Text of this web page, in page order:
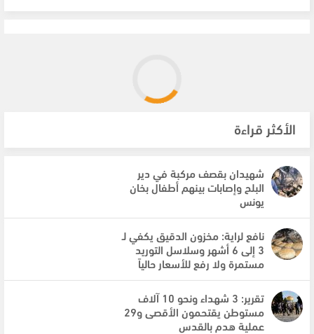
الأكثر قراءة
شهيدان بقصف مركبة في دير
البلح وإصابات بينهم أطفال بخان
يونس
نافع لراية: مخزون الدقيق يكفي لـ
3 إلى 6 أشهر وسلاسل التوريد
مستمرة ولا رفع للأسعار حالياً
تقرير: 3 شهداء ونحو 10 آلاف
مستوطن يقتحمون الأقصى و29
عملية هدم بالقدس